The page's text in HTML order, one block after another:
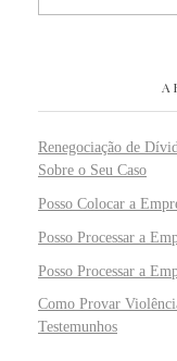
Renegociação de
Sobre o Seu Caso
Posso Colocar a
Posso Processar a
Posso Processar a
Como Provar
Testemunhos